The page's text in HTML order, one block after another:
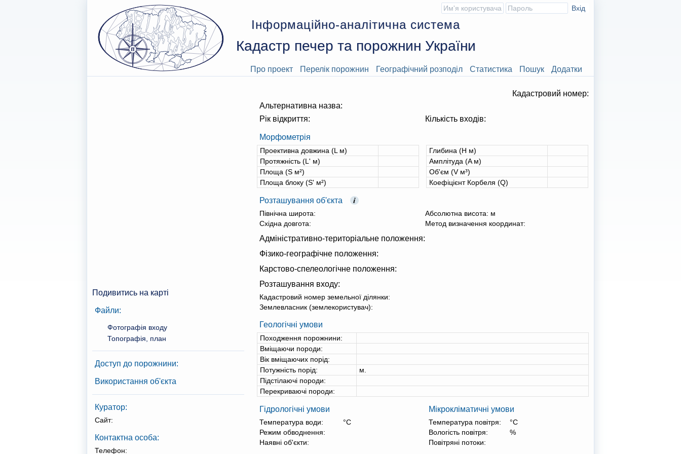
Інформаційно-аналітична система
Кадастр печер та порожнин України
Про проект Перелік порожнин Географічний розподіл Статистика Пошук Додатки
Кадастровий номер:
Альтернативна назва:
Рік відкриття:
Кількість входів:
Морфометрія
Проективна довжина (L м)
Протяжність (L' м)
Площа (S м²)
Площа блоку (S' м²)
Глибина (H м)
Амплітуда (A м)
Об'єм (V м³)
Коефіцієнт Корбеля (Q)
Розташування об'єкта
Північна широта: Абсолютна висота: м
Східна довгота:
Метод визначення координат:
Адміністративно-територіальне положення:
Фізико-географічне положення:
Карстово-спелеологічне положення:
Розташування входу:
Кадастровий номер земельної ділянки:
Землевласник (землекористувач):
Геологічні умови
Походження порожнини:
Вміщаючи породи:
Вік вміщаючих порід:
Потужність порід:
м.
Підстілаючі породи:
Перекриваючі породи:
Гідрологічні умови
Температура води:
°С
Режим обводнення:
Наявні об'єкти:
Мікрокліматичні умови
Температура повітря:
°С
Вологість повітря:
%
Повітряні потоки:
Подивитись на карті
Файли:
Фотографія входу
Топографія, план
Доступ до порожнини:
Використання об'єкта
Куратор:
Сайт:
Контактна особа:
Телефон: